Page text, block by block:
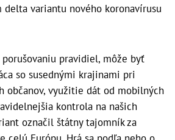
variantu nového koronavírusu
porušovaniu pravidiel, môže byť
so susednými krajinami pri
občanov, využitie dát od mobilných
kontrola na našich
označil štátny tajomník za